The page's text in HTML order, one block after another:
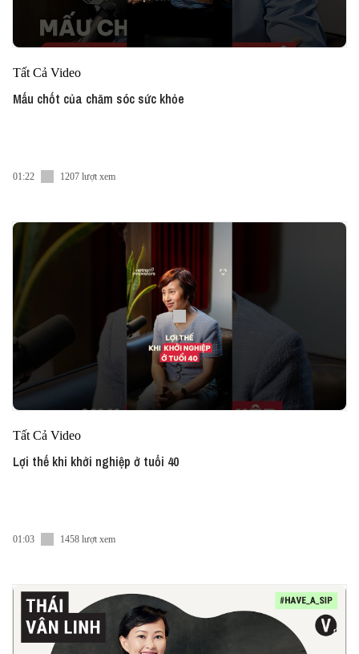
Tất Cả Video
Mấu chốt của chăm sóc sức khỏe
01:22 1207 lượt xem
Tất Cả Video
Lợi thế khi khởi nghiệp ở tuổi 40
01:03 1458 lượt xem